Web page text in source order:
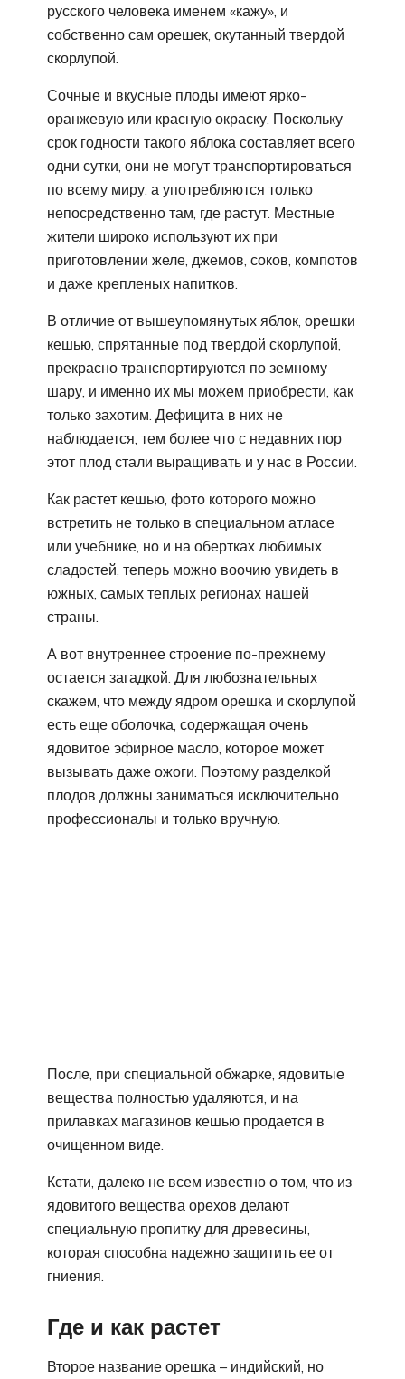
русского человека именем «кажу», и
собственно сам орешек, окутанный твердой
скорлупой.
Сочные и вкусные плоды имеют ярко-
оранжевую или красную окраску. Поскольку
срок годности такого яблока составляет всего
одни сутки, они не могут транспортироваться
по всему миру, а употребляются только
непосредственно там, где растут. Местные
жители широко используют их при
приготовлении желе, джемов, соков, компотов
и даже крепленых напитков.
В отличие от вышеупомянутых яблок, орешки
кешью, спрятанные под твердой скорлупой,
прекрасно транспортируются по земному
шару, и именно их мы можем приобрести, как
только захотим. Дефицита в них не
наблюдается, тем более что с недавних пор
этот плод стали выращивать и у нас в России.
Как растет кешью, фото которого можно
встретить не только в специальном атласе
или учебнике, но и на обертках любимых
сладостей, теперь можно воочию увидеть в
южных, самых теплых регионах нашей
страны.
А вот внутреннее строение по-прежнему
остается загадкой. Для любознательных
скажем, что между ядром орешка и скорлупой
есть еще оболочка, содержащая очень
ядовитое эфирное масло, которое может
вызывать даже ожоги. Поэтому разделкой
плодов должны заниматься исключительно
профессионалы и только вручную.
После, при специальной обжарке, ядовитые
вещества полностью удаляются, и на
прилавках магазинов кешью продается в
очищенном виде.
Кстати, далеко не всем известно о том, что из
ядовитого вещества орехов делают
специальную пропитку для древесины,
которая способна надежно защитить ее от
гниения.
Где и как растет
Второе название орешка – индийский, но